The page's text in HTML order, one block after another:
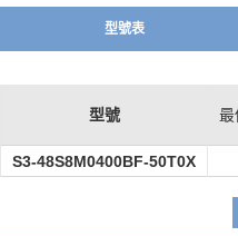
型號表
型號 最
S3-48S8M0400BF-50T0X